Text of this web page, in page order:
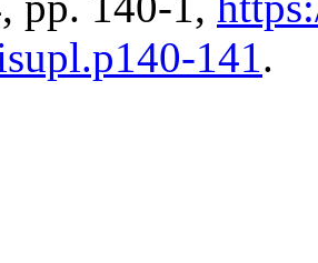
141.